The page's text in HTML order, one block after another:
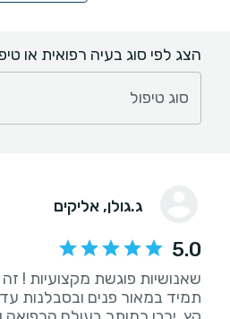
הצג לפי סוג בעיה רפואית או
סוג טיפול
ג.גולן, אליקים
5.0